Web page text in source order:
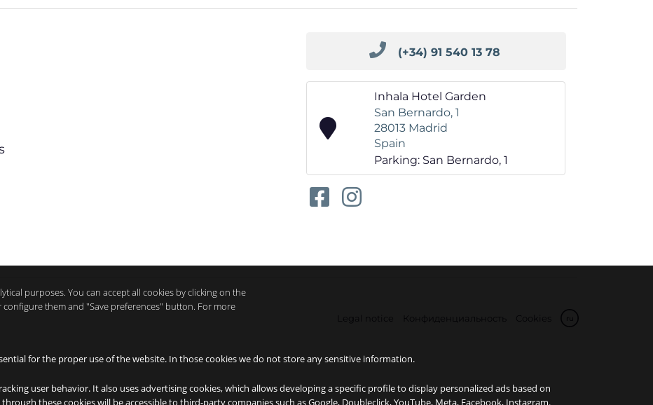
(+34) 91 540 13 78
Inhala Hotel Garden
San Bernardo, 1
28013 Madrid
Spain
Parking: San Bernardo, 1
Legal notice Конфиденциальность Cookies ru
purposes. You can accept all cookies by clicking on the
them and "Save preferences" button. For more
for the proper use of the website. In those cookies we do not store any sensitive information.
user behavior. It also uses advertising cookies, which allows developing a specific profile to display personalized ads based on
these cookies will be accessible to third-party companies such as Google, Doubleclick, YouTube, Meta, Facebook, Instagram.